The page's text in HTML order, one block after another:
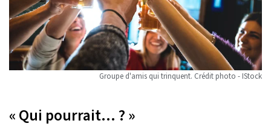
Groupe d'amis qui trinquent. Crédit photo - IStock
« Qui pourrait… ? »